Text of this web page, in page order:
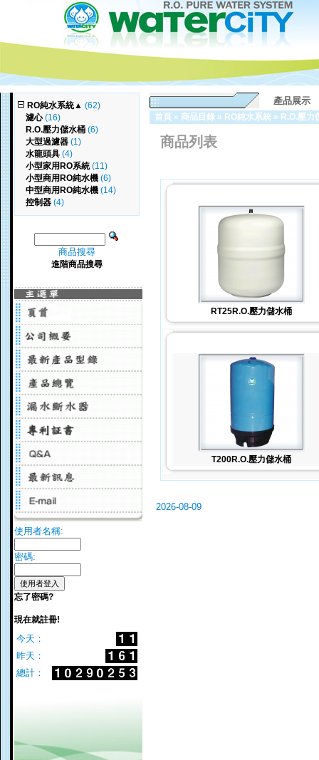
RO純水系統▲ (62)
濾心(16)
R.O.壓力儲水桶 (6)
大型過濾器 (1)
水龍頭具 (4)
小型家用RO系統(11)
小型商用RO純水機 (6)
中型商用RO純水機 (14)
控制器 (4)
商品搜尋
進階商品搜尋
使用者名稱:
密碼:
忘了密碼?
現在就註冊!
今天：
昨天：
總計：
產品展示
首頁 » 商品目錄 » RO純水系統 » R.O.壓力
商品列表
RT25R.O.壓力儲水桶
T200R.O.壓力儲水桶
2026-08-09